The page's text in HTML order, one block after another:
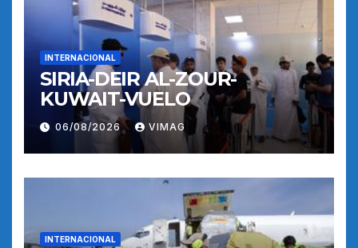
INTERNACIONAL
SIRIA-DEIR AL-ZOUR-
KUWAIT-VUELO
06/08/2026 VIMAG
INTERNACIONAL